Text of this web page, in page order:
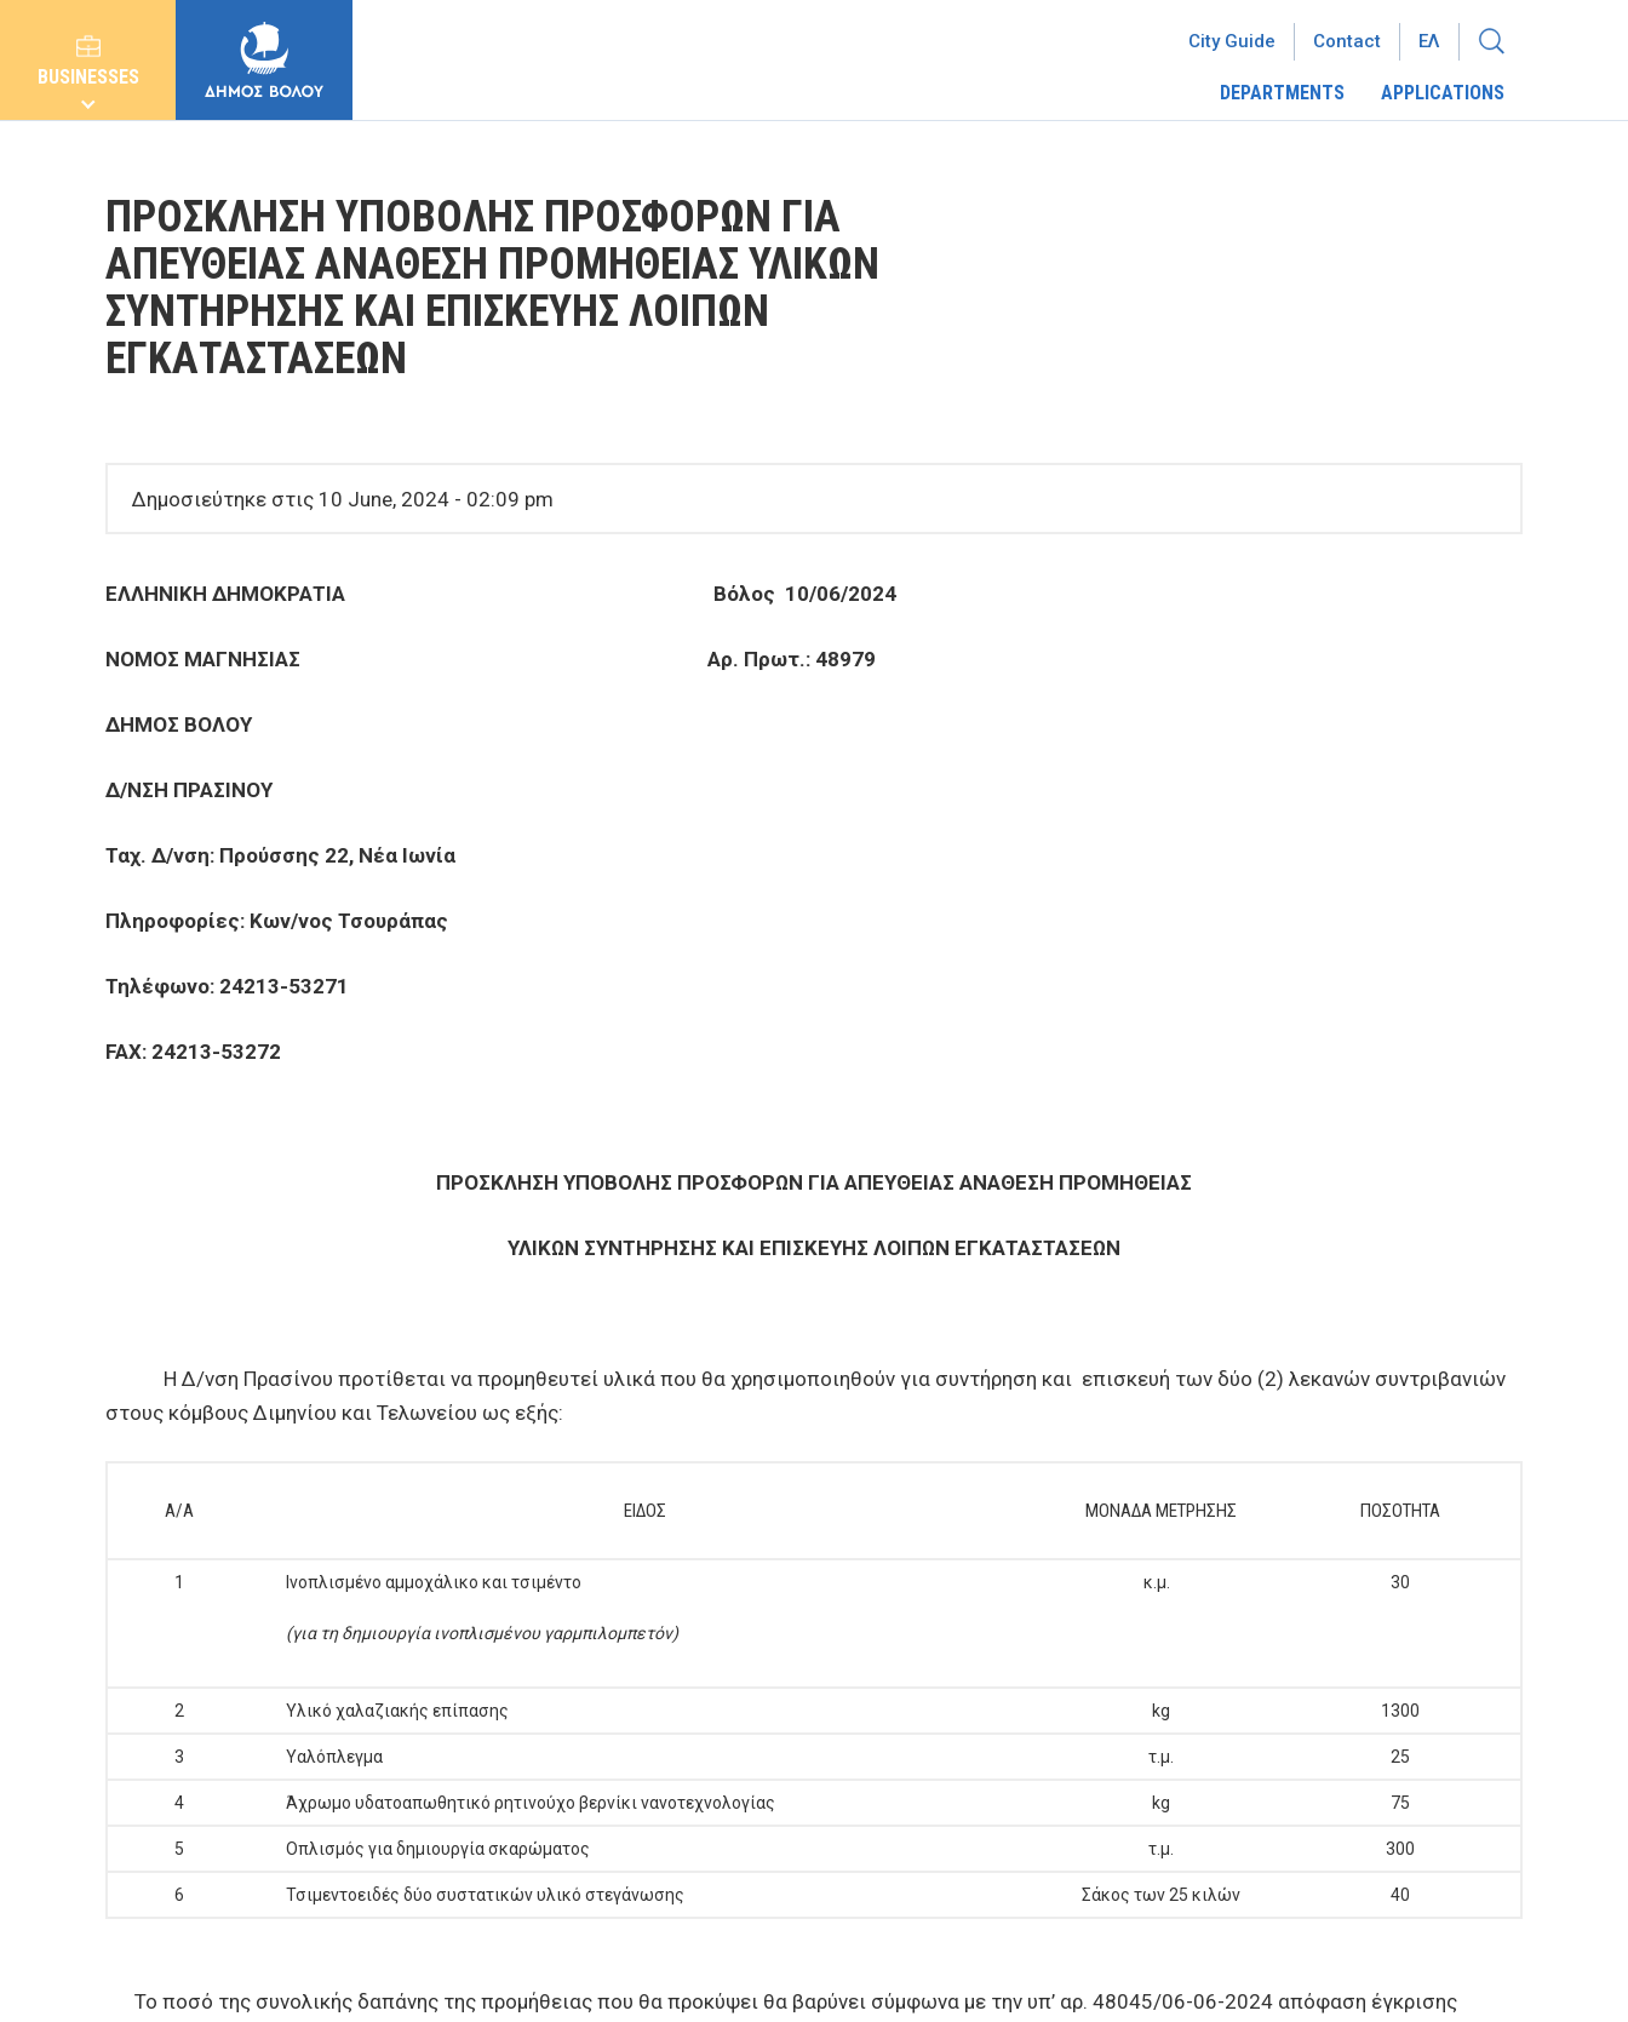
BUSINESSES
MUNICIPALITY
DEPARTMENTS APPLICATIONS
City Guide Contact ΕΛ
ΠΡΟΣΚΛΗΣΗ ΥΠΟΒΟΛΗΣ ΠΡΟΣΦΟΡΩΝ ΓΙΑ
ΑΠΕΥΘΕΙΑΣ ΑΝΑΘΕΣΗ ΠΡΟΜΗΘΕΙΑΣ ΥΛΙΚΩΝ
ΣΥΝΤΗΡΗΣΗΣ ΚΑΙ ΕΠΙΣΚΕΥΗΣ ΛΟΙΠΩΝ
ΕΓΚΑΤΑΣΤΑΣΕΩΝ
Δημοσιεύτηκε στις 10 June, 2024 - 02:09 pm
ΕΛΛΗΝΙΚΗ ΔΗΜΟΚΡΑΤΙΑ Βόλος 10/06/2024
ΝΟΜΟΣ ΜΑΓΝΗΣΙΑΣ Αρ. Πρωτ.: 48979
ΔΗΜΟΣ ΒΟΛΟΥ
Δ/ΝΣΗ ΠΡΑΣΙΝΟΥ
Ταχ. Δ/νση: Προύσσης 22, Νέα Ιωνία
Πληροφορίες: Κων/νος Τσουράπας
Τηλέφωνο: 24213-53271
FAX: 24213-53272
ΠΡΟΣΚΛΗΣΗ ΥΠΟΒΟΛΗΣ ΠΡΟΣΦΟΡΩΝ ΓΙΑ ΑΠΕΥΘΕΙΑΣ ΑΝΑΘΕΣΗ ΠΡΟΜΗΘΕΙΑΣ
ΥΛΙΚΩΝ ΣΥΝΤΗΡΗΣΗΣ ΚΑΙ ΕΠΙΣΚΕΥΗΣ ΛΟΙΠΩΝ ΕΓΚΑΤΑΣΤΑΣΕΩΝ
Η Δ/νση Πρασίνου προτίθεται να προμηθευτεί υλικά που θα χρησιμοποιηθούν για συντήρηση και επισκευή των δύο (2) λεκανών συντριβανιών
στους κόμβους Διμηνίου και Τελωνείου ως εξής:
Α/Α ΕΙΔΟΣ ΜΟΝΑΔΑ ΜΕΤΡΗΣΗΣ ΠΟΣΟΤΗΤΑ
1 Ινοπλισμένο αμμοχάλικο και τσιμέντο
(για τη δημιουργία ινοπλισμένου γαρμπιλομπετόν)
κ.μ. 30
2 Υλικό χαλαζιακής επίπασης kg 1300
3 Υαλόπλεγμα τ.μ. 25
4 Άχρωμο υδατοαπωθητικό ρητινούχο βερνίκι νανοτεχνολογίας kg 75
5 Οπλισμός για δημιουργία σκαρώματος τ.μ. 300
6 Τσιμεντοειδές δύο συστατικών υλικό στεγάνωσης Σάκος των 25 κιλών 40
Το ποσό της συνολικής δαπάνης της προμήθειας που θα προκύψει θα βαρύνει σύμφωνα με την υπ’ αρ. 48045/06-06-2024 απόφαση έγκρισης